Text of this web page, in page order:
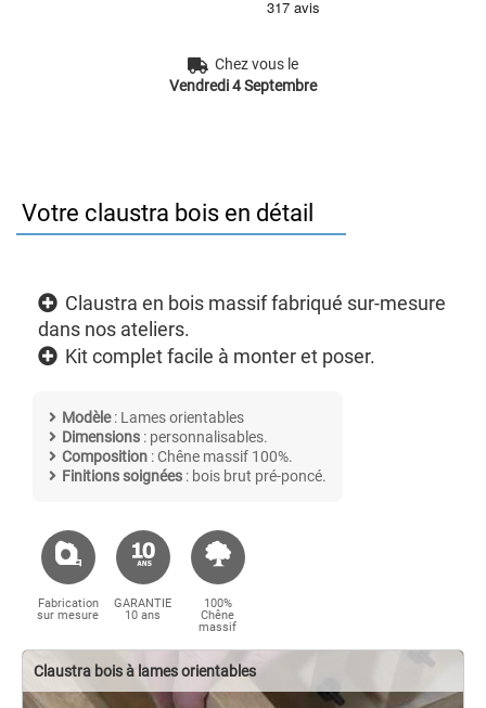
Chez vous le
Vendredi 4 Septembre
Votre claustra bois en détail
Claustra en bois massif fabriqué sur-mesure
dans nos ateliers.
Kit complet facile à monter et poser.
Modèle: Lames orientables
Dimensions : personnalisables.
Composition : Chêne massif 100%.
Finitions soignées : bois brut pré-poncé.
Fabrication
sur mesure
GARANTIE
10 ans
100%
Chêne
massif
Claustra bois à lames orientables